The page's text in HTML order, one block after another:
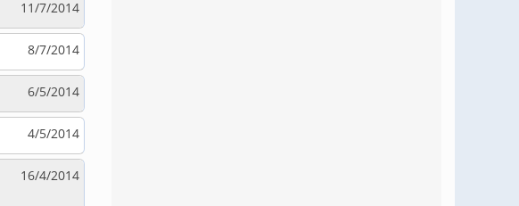
11/7/2014
8/7/2014
6/5/2014
4/5/2014
16/4/2014